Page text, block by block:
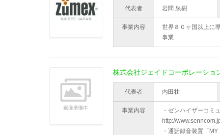
代表者 岩間 泉樹
事業内容
世界８０ヶ国以上に
事業
株式会社ジェイドコーポレーショ
代表者 内田壮
事業内容
・ゼンハイザーコ
http://
・通話録音装置「